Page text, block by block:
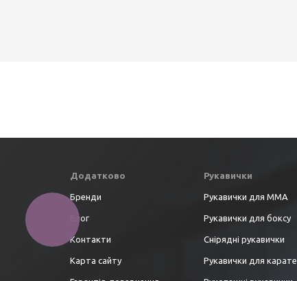
Додатково
Бренди
Блог
Контакти
Карта сайту
Рукавички
Рукавички для ММА
Рукавички для боксу
Снірядні рукавички
Рукавички для карате